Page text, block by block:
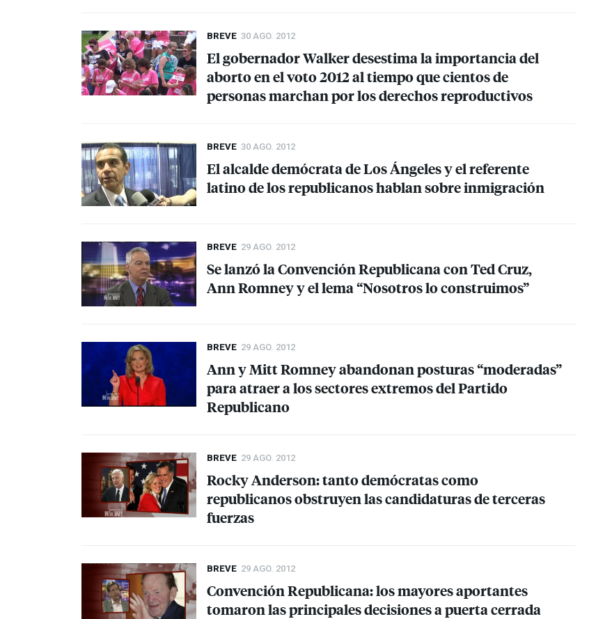
BREVE 30 AGO. 2012
El gobernador Walker desestima la importancia del
aborto en el voto 2012 al tiempo que cientos de
personas marchan por los derechos reproductivos
BREVE 30 AGO. 2012
El alcalde demócrata de Los Ángeles y el referente
latino de los republicanos hablan sobre inmigración
BREVE 29 AGO. 2012
Se lanzó la Convención Republicana con Ted Cruz,
Ann Romney y el lema “Nosotros lo construimos”
BREVE 29 AGO. 2012
Ann y Mitt Romney abandonan posturas “moderadas”
para atraer a los sectores extremos del Partido
Republicano
BREVE 29 AGO. 2012
Rocky Anderson: tanto demócratas como
republicanos obstruyen las candidaturas de terceras
fuerzas
BREVE 29 AGO. 2012
Convención Republicana: los mayores aportantes
tomaron las principales decisiones a puerta cerrada